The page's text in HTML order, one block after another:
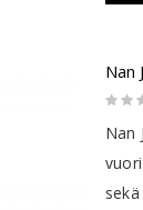
Nan
0%
Nan